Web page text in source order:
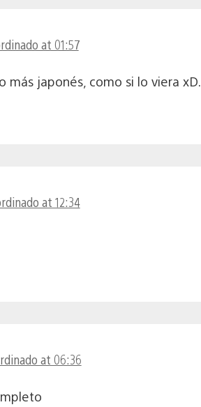
at 01:57
más japonés, como si lo viera xD.
at 12:34
at 06:36